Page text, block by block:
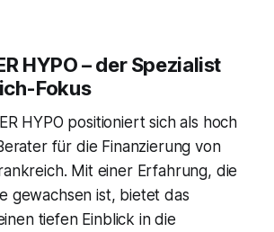
HYPO – der Spezialist
Fokus
HYPO positioniert sich als hoch
für die Finanzierung von
Mit einer Erfahrung, die
gewachsen ist, bietet das
tiefen Einblick in die